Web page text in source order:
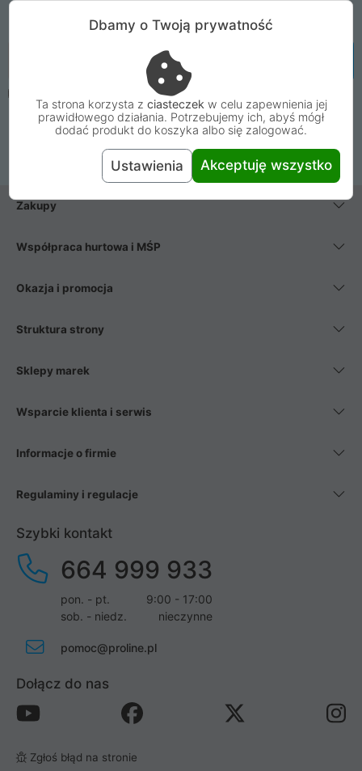
Oświadczam, że mam ukończone 16 lat. Wyrażam zgodę na
zapisanie mnie do Newslettera Proline i przetwarzanie mojego
adresu e-mail w celu wysyłki wiadomości. Zapoznałem się i
Zakupy
Współpraca hurtowa i MŚP
Okazja i promocja
Struktura strony
Sklepy marek
Wsparcie klienta i serwis
Informacje o firmie
Regulaminy i regulacje
Szybki kontakt
664 999 933
pon. - pt.
9:00 - 17:00
sob. - niedz.
nieczynne
pomoc@proline.pl
Dołącz do nas
Zgłoś błąd na stronie
Dbamy o Twoją prywatność
Ta strona korzysta z ciasteczek w celu zapewnienia jej
prawidłowego działania. Potrzebujemy ich, abyś mógł
dodać produkt do koszyka albo się zalogować.
Ustawienia Akceptuję wszystko